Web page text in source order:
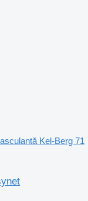
Kel-Berg 71